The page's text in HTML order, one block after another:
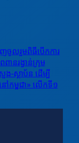
ញចូលរួមពិធីបើកការ
ានរង្វាន់ក្រុម
-ស្ថាប័ន ដើម្បី
ៅកម្ពុជា» លើកទី១